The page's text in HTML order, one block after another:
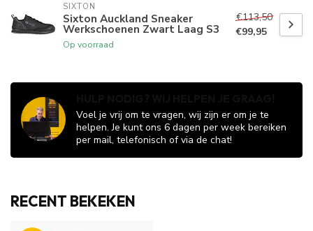
SIXTON
Sixton Auckland Sneaker
Werkschoenen Zwart Laag S3
Op voorraad
€113,50
€99,95
Voel je vrij om te vragen, wij zijn er om je te
helpen. Je kunt ons 6 dagen per week bereiken
per mail, telefonisch of via de chat!
RECENT BEKEKEN